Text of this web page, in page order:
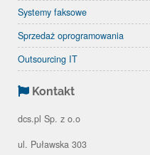
Systemy faksowe
Sprzedaż oprogramowania
Outsourcing IT
Kontakt
dcs.pl Sp. z o.o
ul. Puławska 303